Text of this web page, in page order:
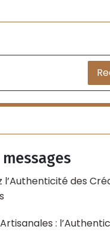
l’Authenticité des
: